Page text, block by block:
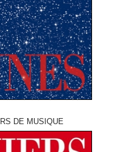
DE MUSIQUE